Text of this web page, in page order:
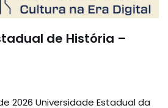
de História –
2026 Universidade Estadual da